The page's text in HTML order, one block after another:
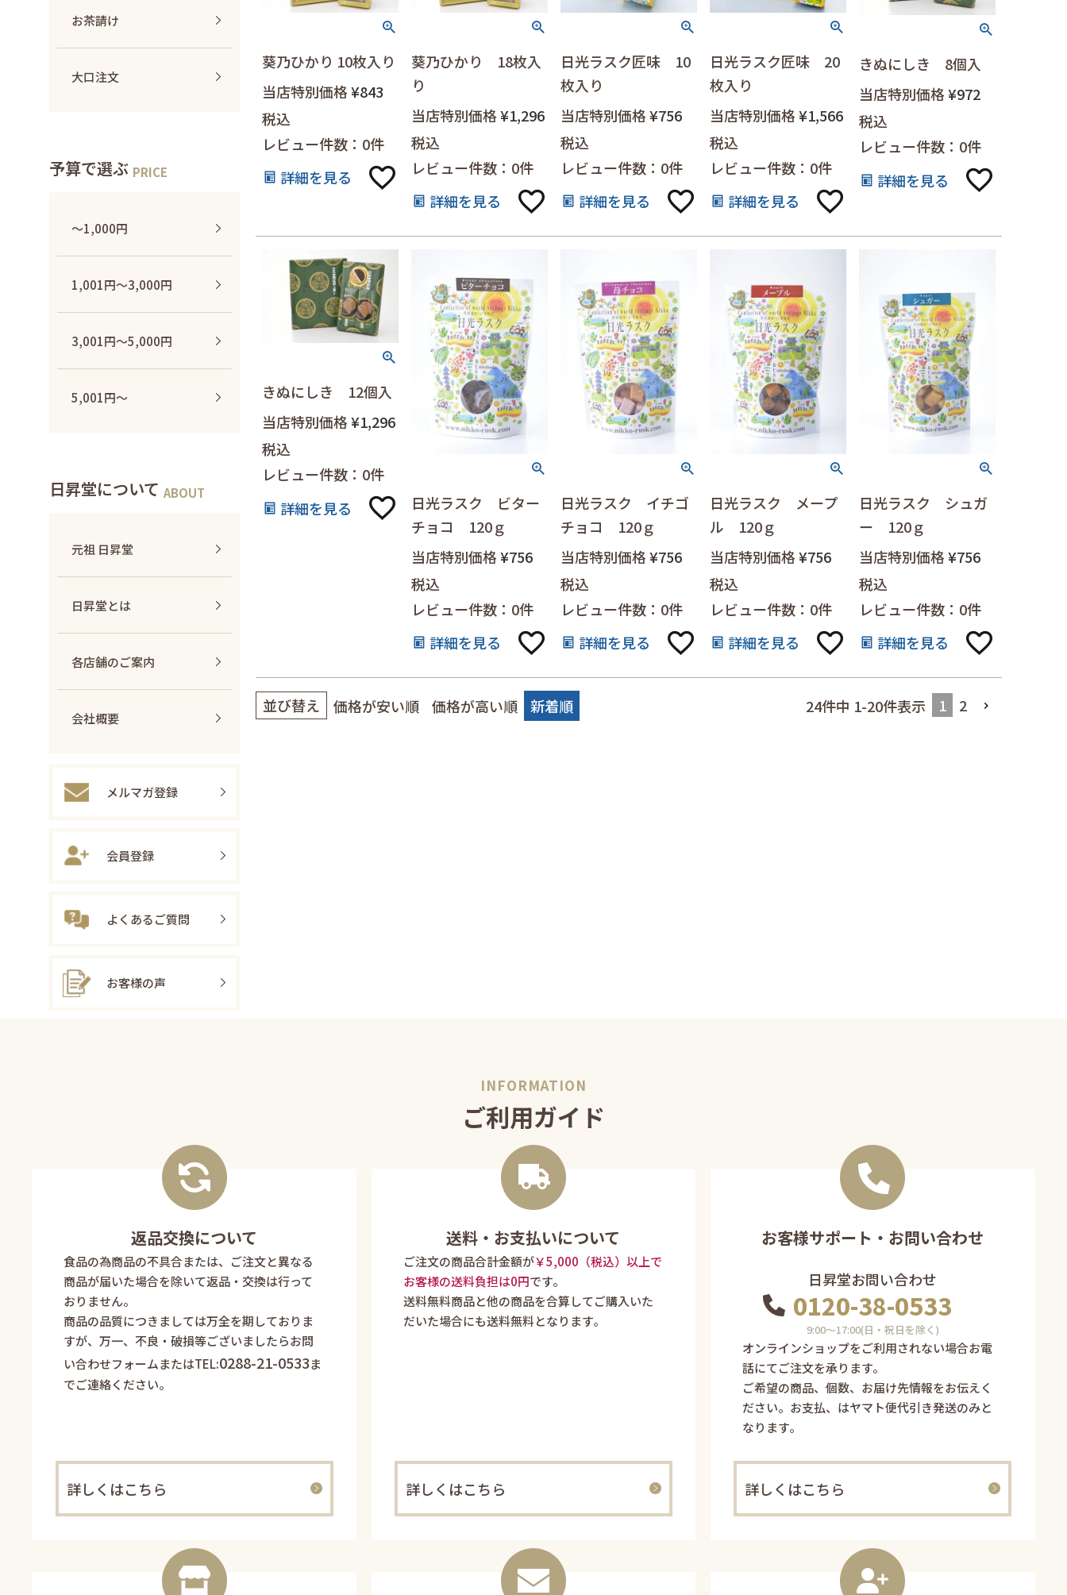
お茶請け
大口注文
予算で選ぶ
〜1,000円
1,001円〜3,000円
3,001円〜5,000円
5,001円〜
日昇堂について
元祖 日昇堂
日昇堂とは
各店舗のご案内
会社概要
メルマガ登録
会員登録
よくあるご質問
お客様の声
葵乃ひかり 10枚入り
当店特別価格¥843
税込
レビュー件数：0件
詳細を見る
葵乃ひかり 18枚入
り
当店特別価格¥1,296
税込
レビュー件数：0件
詳細を見る
日光ラスク匠味 10
枚入り
当店特別価格¥756
税込
レビュー件数：0件
詳細を見る
日光ラスク匠味 20
枚入り
当店特別価格¥1,566
税込
レビュー件数：0件
詳細を見る
きぬにしき 8個入
当店特別価格¥972
税込
レビュー件数：0件
詳細を見る
きぬにしき 12個入
当店特別価格¥1,296
税込
レビュー件数：0件
詳細を見る
日光ラスク ビター
チョコ 120ｇ
当店特別価格¥756
税込
レビュー件数：0件
詳細を見る
日光ラスク イチゴ
チョコ 120ｇ
当店特別価格¥756
税込
レビュー件数：0件
詳細を見る
日光ラスク メープ
ル 120ｇ
当店特別価格¥756
税込
レビュー件数：0件
詳細を見る
日光ラスク シュガ
ー 120ｇ
当店特別価格¥756
税込
レビュー件数：0件
詳細を見る
並び替え 価格が安い順 価格が高い順 新着順 24件中 1-20件表示 1 2
ご利用ガイド
返品交換について
食品の為商品の不具合または、ご注文と異なる
商品が届いた場合を除いて返品・交換は行って
おりません。
商品の品質につきましては万全を期しておりま
すが、万一、不良・破損等ございましたらお問
い合わせフォームまたはTEL:0288-21-0533ま
でご連絡ください。
詳しくはこちら
送料・お支払いについて
ご注文の商品合計金額が￥5,000（税込）以上で
お客様の送料負担は0円です。
送料無料商品と他の商品を合算してご購入いた
だいた場合にも送料無料となります。
詳しくはこちら
お客様サポート・お問い合わせ
日昇堂お問い合わせ
0120-38-0533
9:00〜17:00(日・祝日を除く)
オンラインショップをご利用されない場合お電
話にてご注文を承ります。
ご希望の商品、個数、お届け先情報をお伝えく
ださい。お支払、はヤマト便代引き発送のみと
なります。
詳しくはこちら